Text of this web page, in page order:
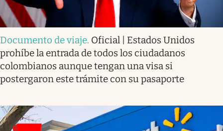
Documento de viaje. Oficial | Estados Unidos
prohíbe la entrada de todos los ciudadanos
colombianos aunque tengan una visa si
postergaron este trámite con su pasaporte